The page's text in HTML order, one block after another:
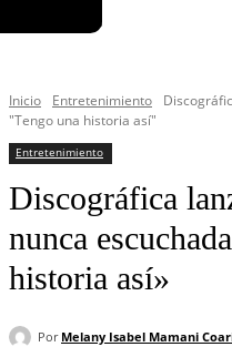
Inicio Entretenimiento
"Tengo una historia así"
Entretenimiento
Discográfica
nunca
historia así»
Por Melany Isabel Mamani